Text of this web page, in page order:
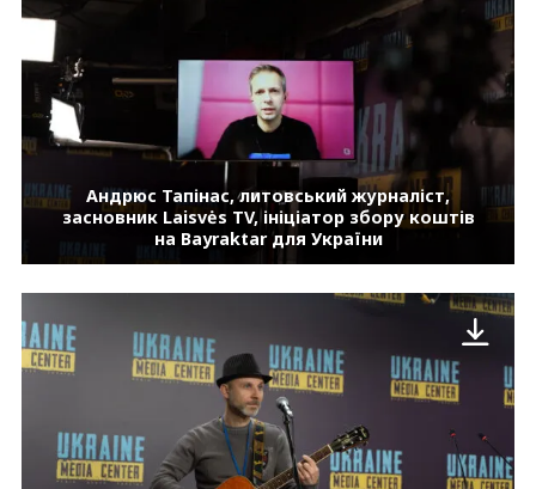
Андрюс Тапінас, литовський журналіст,
засновник Laisvės TV, ініціатор збору коштів
на Bayraktar для України